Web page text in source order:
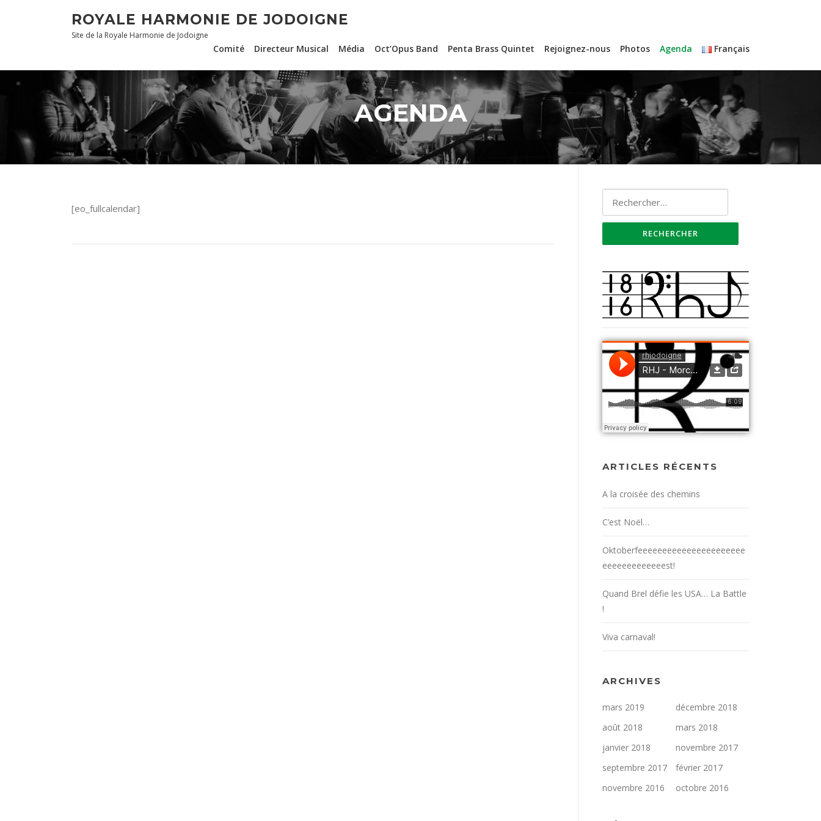
ROYALE HARMONIE DE JODOIGNE
Site de la Royale Harmonie de Jodoigne
Comité Directeur Musical Média Oct’Opus Band Penta Brass Quintet Rejoignez-nous Photos Agenda Français
AGENDA
[eo_fullcalendar]
ARTICLES RÉCENTS
A la croisée des chemins
C’est Noël…
Oktoberfeeeeeeeeeeeeeeeeeeeeee
eeeeeeeeeeeeest!
Quand Brel défie les USA… La Battle
!
Viva carnaval!
ARCHIVES
mars 2019
décembre 2018
août 2018
mars 2018
janvier 2018
novembre 2017
septembre 2017
février 2017
novembre 2016
octobre 2016